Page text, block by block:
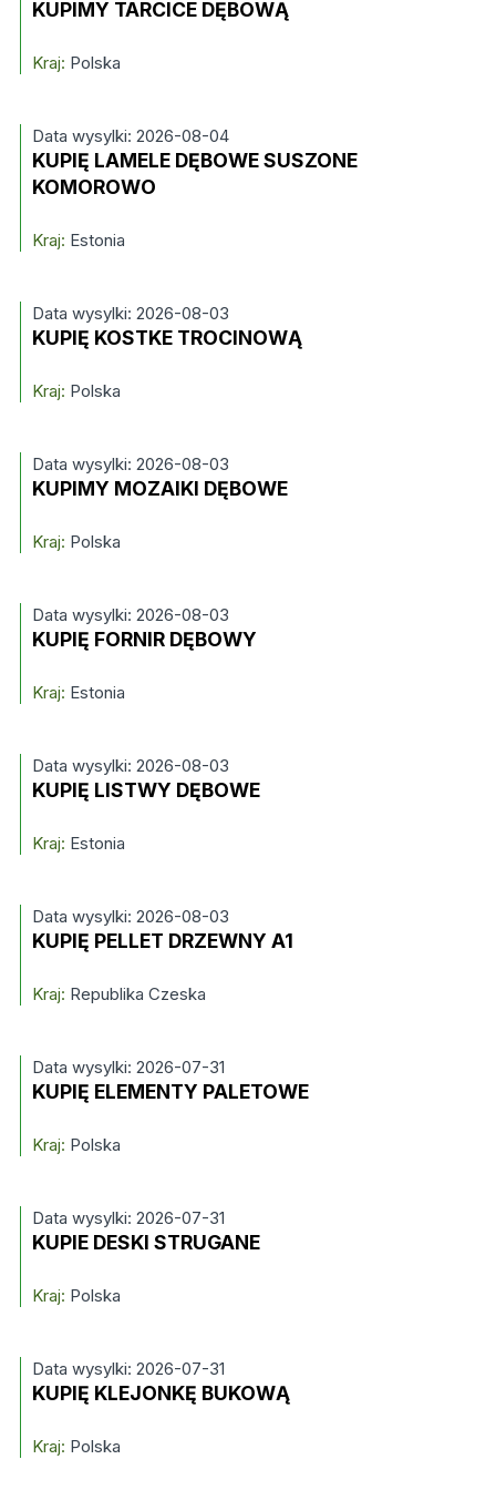
KUPIMY TARCICE DĘBOWĄ
Kraj: Polska
Data wysylki: 2026-08-04
KUPIĘ LAMELE DĘBOWE SUSZONE
KOMOROWO
Kraj: Estonia
Data wysylki: 2026-08-03
KUPIĘ KOSTKE TROCINOWĄ
Kraj: Polska
Data wysylki: 2026-08-03
KUPIMY MOZAIKI DĘBOWE
Kraj: Polska
Data wysylki: 2026-08-03
KUPIĘ FORNIR DĘBOWY
Kraj: Estonia
Data wysylki: 2026-08-03
KUPIĘ LISTWY DĘBOWE
Kraj: Estonia
Data wysylki: 2026-08-03
KUPIĘ PELLET DRZEWNY A1
Kraj: Republika Czeska
Data wysylki: 2026-07-31
KUPIĘ ELEMENTY PALETOWE
Kraj: Polska
Data wysylki: 2026-07-31
KUPIE DESKI STRUGANE
Kraj: Polska
Data wysylki: 2026-07-31
KUPIĘ KLEJONKĘ BUKOWĄ
Kraj: Polska